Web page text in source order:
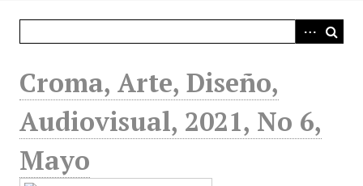
Croma, Arte, Diseño,
Audiovisual, 2021, No 6,
Mayo